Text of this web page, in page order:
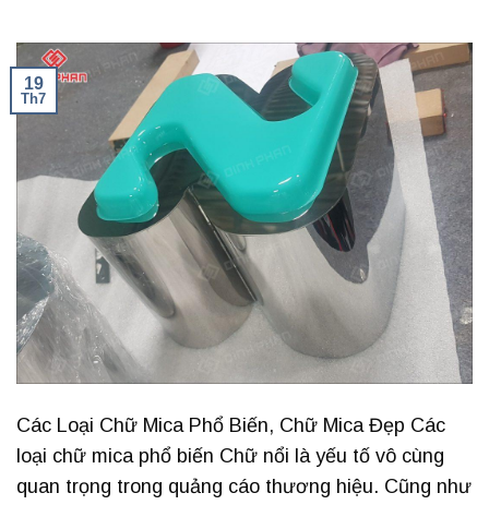
19
Th7
Các Loại Chữ Mica Phổ Biến, Chữ Mica Đẹp Các
loại chữ mica phổ biến Chữ nổi là yếu tố vô cùng
quan trọng trong quảng cáo thương hiệu. Cũng như